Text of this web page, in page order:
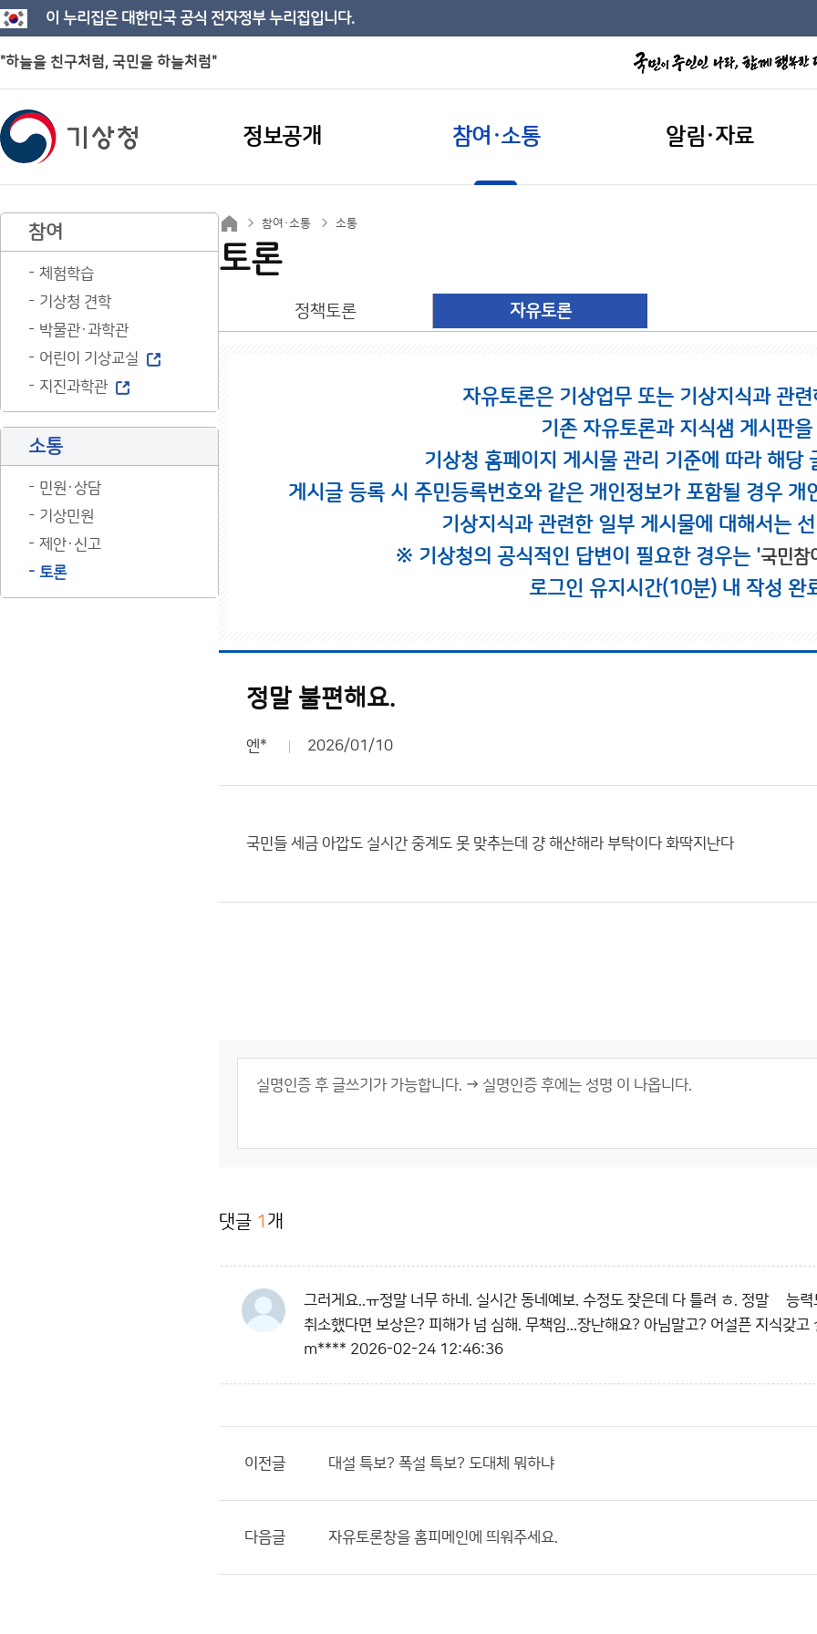
이 누리집은 대한민국 공식 전자정부 누리집입니다.
"하늘을 친구처럼, 국민을 하늘처럼"
정보공개 참여·소통 알림·자료
참여
체험학습
기상청 견학
박물관·과학관
어린이 기상교실
지진과학관
소통
민원·상담
기상민원
제안·신고
토론
참여·소통 소통
토론
정책토론 자유토론
자유토론은 기상업무 또는 기상지식과 관
기존 자유토론과 지식샘 게시판
기상청 홈페이지 게시물 관리 기준에 따라 해당
게시글 등록 시 주민등록번호와 같은 개인정보가 포함될 경우
기상지식과 관련한 일부 게시물에 대해서는
※ 기상청의 공식적인 답변이 필요한 경우는 '국민참
로그인 유지시간(10분) 내 작성 완
정말 불편해요.
엔* 2026/01/10
국민들 세금 아깝도 실시간 중계도 못 맞추는데 걍 해산해라 부탁이다 화딱지난다
댓글 1 개
그러게요..ㅠ정말 너무 하네. 실시간 동네예보. 수정도 잦은데 다 틀려 ㅎ. 정말 젲능
취소했다면 보상은? 피해가 넘 심해. 무책임...장난해요? 아님말고? 어설픈 지식갖고
m**** 2026-02-24 12:46:36
이전글 대설 특보? 폭설 특보? 도대체 뭐하냐
다음글 자유토론창을 홈피메인에 띄워주세요.